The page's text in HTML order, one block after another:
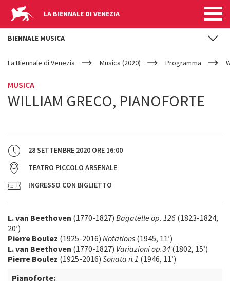
LA BIENNALE DI VENEZIA
YOUR
ARE
La Biennale di Venezia Musica (2020) Programma
MUSICA
WILLIAM GRECO, PIANOFORTE
28 SETTEMBRE 2020 ORE 16:00
TEATRO PICCOLO ARSENALE
INGRESSO CON BIGLIETTO
L. van Beethoven (1770-1827) Bagatelle op. 126 (1823-1824,
20’)
Pierre Boulez (1925-2016) Notations (1945, 11’)
L. van Beethoven (1770-1827) Variazioni op.34 (1802, 15’)
Pierre Boulez (1925-2016) Sonata n.1 (1946, 11’)
Pianoforte:
BIENNALE MUSICA